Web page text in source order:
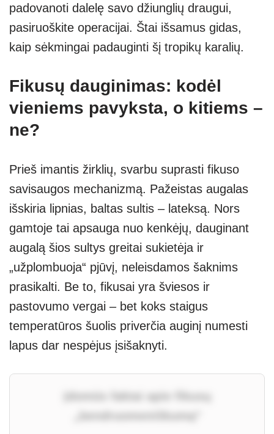
padovanoti dalelę savo džiunglių draugui,
pasiruoškite operacijai. Štai išsamus gidas,
kaip sėkmingai padauginti šį tropikų karalių.
Fikusų dauginimas: kodėl
vieniems pavyksta, o kitiems –
ne?
Prieš imantis žirklių, svarbu suprasti fikuso
savisaugos mechanizmą. Pažeistas augalas
išskiria lipnias, baltas sultis – lateksą. Nors
gamtoje tai apsauga nuo kenkėjų, dauginant
augalą šios sultys greitai sukietėja ir
„užplombuoja“ pjūvį, neleisdamos šaknims
prasikalti. Be to, fikusai yra šviesos ir
pastovumo vergai – bet koks staigus
temperatūros šuolis priverčia auginį numesti
lapus dar nespėjus įsišaknyti.
Įdomūs faktai apie fikusų
„bendruomeniškumą“